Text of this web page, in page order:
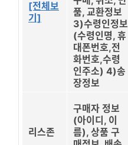
[전체보
기]
품, 교환정보
3)수령인정보
(수령인명, 휴
대폰번호,전
화번호,수령
인주소) 4)송
장정보
리스존
구매자 정보
(아이디, 이
름), 상품 구